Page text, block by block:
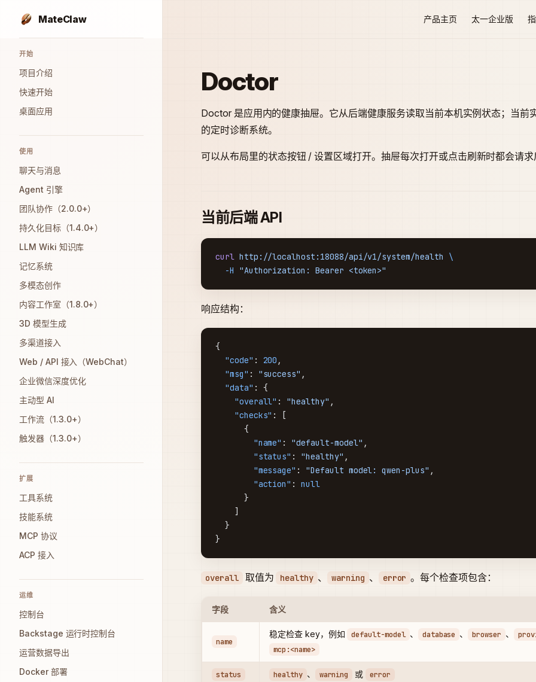
Skip to content
MateClaw 产品主页 太一企业版
开始
项目介绍
快速开始
桌面应用
使用
聊天与消息
Agent 引擎
团队协作（2.0.0+）
持久化目标（1.4.0+）
LLM Wiki 知识库
记忆系统
多模态创作
内容工作室（1.8.0+）
3D 模型生成
多渠道接入
Web / API 接入（WebChat）
企业微信深度优化
主动型 AI
工作流（1.3.0+）
触发器（1.3.0+）
扩展
工具系统
技能系统
MCP 协议
ACP 接入
运维
控制台
Backstage 运行时控制台
运营数据导出
Docker 部署
Doctor
Doctor 是应用内的健康抽屉。它从后端健康服务读取当前本机实例状态；当前
的定时诊断系统。
可以从布局里的状态按钮 / 设置区域打开。抽屉每次打开或点击刷新时都会请
当前后端 API
curl http://localhost:18088/api/v1/system/health \
  -H
"Authorization: Bearer <token>"
响应结构：
{
  "code"
: 200 ,
  "msg"
: "success" ,
  "data"
: {
    "overall"
: "healthy" ,
    "checks"
: [
      {
        "name"
: "default-model" ,
        "status"
: "healthy" ,
        "message"
: "Default model: qwen-plus" ,
        "action"
: null
      }
    ]
  }
}
overall 取值为 healthy 、 warning 、 error 。每个检查项包含：
字段 含义
name
稳定检查 key，例如 default-model 、 database 、 browser 、
mcp:<name>
status healthy 、 warning 或 error